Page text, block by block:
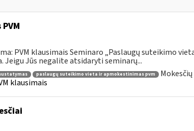
PVM klausimais Seminaro „Paslaugų suteikimo
Jeigu Jūs negalite atsidaryti seminarų...
paslaugų suteikimo vieta ir apmokestinimas pvm
klausimais